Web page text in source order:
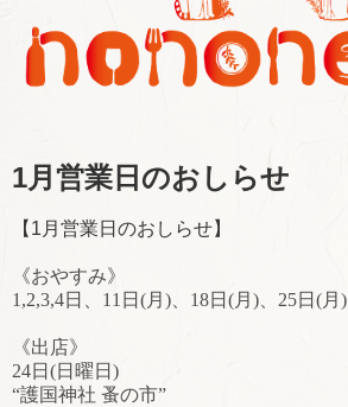
1月営業日のおしらせ
【1月営業日のおしらせ】
《おやすみ》
1,2,3,4日、11日(月)、18日(月)、25日(月)
《出店》
24日(日曜日)
“護国神社 蚤の市”